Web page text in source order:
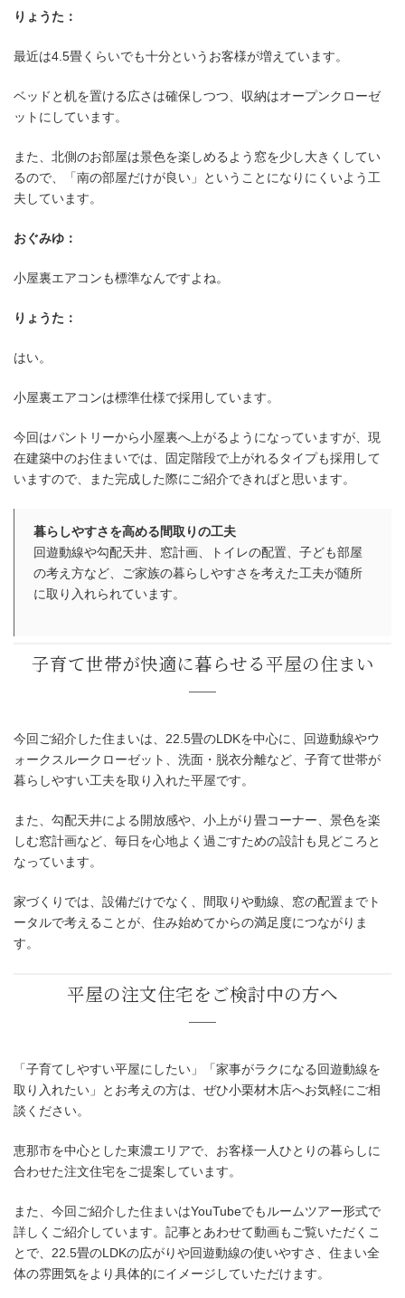
りょうた：
最近は4.5畳くらいでも十分というお客様が増えています。
ベッドと机を置ける広さは確保しつつ、収納はオープンクローゼ
ットにしています。
また、北側のお部屋は景色を楽しめるよう窓を少し大きくしてい
るので、「南の部屋だけが良い」ということになりにくいよう工
夫しています。
おぐみゆ：
小屋裏エアコンも標準なんですよね。
りょうた：
はい。
小屋裏エアコンは標準仕様で採用しています。
今回はパントリーから小屋裏へ上がるようになっていますが、現
在建築中のお住まいでは、固定階段で上がれるタイプも採用して
いますので、また完成した際にご紹介できればと思います。
暮らしやすさを高める間取りの工夫
回遊動線や勾配天井、窓計画、トイレの配置、子ども部屋
の考え方など、ご家族の暮らしやすさを考えた工夫が随所
に取り入れられています。
今回ご紹介した住まいは、22.5畳のLDKを中心に、回遊動線やウ
ォークスルークローゼット、洗面・脱衣分離など、子育て世帯が
暮らしやすい工夫を取り入れた平屋です。
また、勾配天井による開放感や、小上がり畳コーナー、景色を楽
しむ窓計画など、毎日を心地よく過ごすための設計も見どころと
なっています。
家づくりでは、設備だけでなく、間取りや動線、窓の配置までト
ータルで考えることが、住み始めてからの満足度につながりま
す。
「子育てしやすい平屋にしたい」「家事がラクになる回遊動線を
取り入れたい」とお考えの方は、ぜひ小栗材木店へお気軽にご相
談ください。
恵那市を中心とした東濃エリアで、お客様一人ひとりの暮らしに
合わせた注文住宅をご提案しています。
また、今回ご紹介した住まいはYouTubeでもルームツアー形式で
詳しくご紹介しています。記事とあわせて動画もご覧いただくこ
とで、22.5畳のLDKの広がりや回遊動線の使いやすさ、住まい全
体の雰囲気をより具体的にイメージしていただけます。